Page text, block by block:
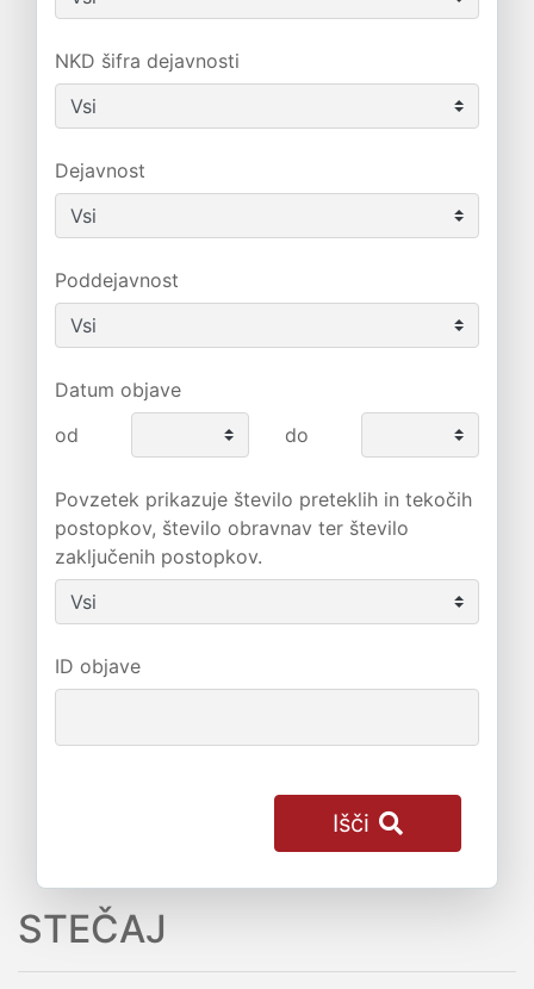
NKD šifra dejavnosti
Dejavnost
Poddejavnost
Datum objave
od
do
Povzetek prikazuje število preteklih in tekočih
postopkov, število obravnav ter število
zaključenih postopkov.
ID objave
Išči
STEČAJ